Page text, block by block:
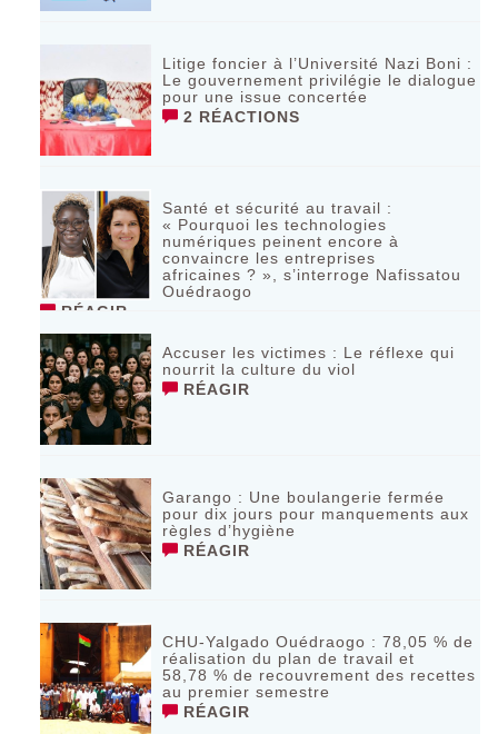
Litige foncier à l’Université Nazi Boni :
Le gouvernement privilégie le dialogue
pour une issue concertée
2 RÉACTIONS
Santé et sécurité au travail :
« Pourquoi les technologies
numériques peinent encore à
convaincre les entreprises
africaines ? », s’interroge Nafissatou
Ouédraogo
RÉAGIR
Accuser les victimes : Le réflexe qui
nourrit la culture du viol
RÉAGIR
Garango : Une boulangerie fermée
pour dix jours pour manquements aux
règles d’hygiène
RÉAGIR
CHU-Yalgado Ouédraogo : 78,05 % de
réalisation du plan de travail et
58,78 % de recouvrement des recettes
au premier semestre
RÉAGIR